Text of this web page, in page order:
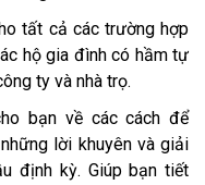
tất cả các trường hợp
hộ gia đình có hầm tự
ty và nhà trọ.
bạn về các cách để
lời khuyên và giải
định kỳ. Giúp bạn tiết